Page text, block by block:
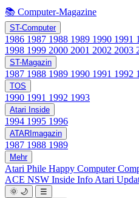
📚 Computer-Magazine
ST-Computer
1986 1987 1988 1989 1990 1991
1998 1999 2000 2001 2002 2003
ST-Magazin
1987 1988 1989 1990 1991 1992
TOS
1990 1991 1992 1993
Atari Inside
1994 1995 1996
ATARImagazin
1987 1988 1989
Mehr
Atari Phile Happy Computer
ACE NSW Inside Info Atari
🌞 🌙
☰